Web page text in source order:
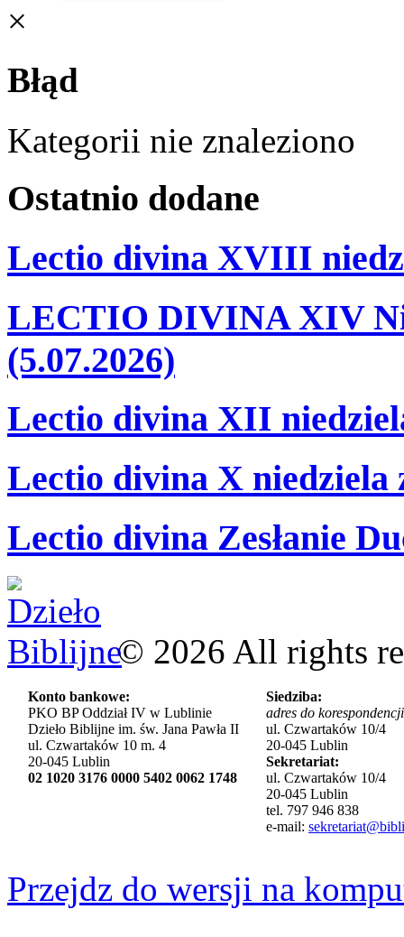
×
Błąd
Kategorii nie znaleziono
Ostatnio dodane
Lectio divina XVIII
LECTIO DIVINA XIV
(5.07.2026)
Lectio divina XII
Lectio divina X niedziela
Lectio divina Zesłanie
© 2026 All rights
Konto bankowe:
PKO BP Oddział IV w Lublinie
Dzieło Biblijne im. św. Jana Pawła II
ul. Czwartaków 10 m. 4
20-045 Lublin
02 1020 3176 0000 5402 0062 1748
Siedziba:
adres do
ul. Czwartaków 10/4
20-045 Lublin
Sekretariat:
ul. Czwartaków 10/4
20-045 Lublin
tel. 797 946 838
e-mail:
Przejdz do wersji na